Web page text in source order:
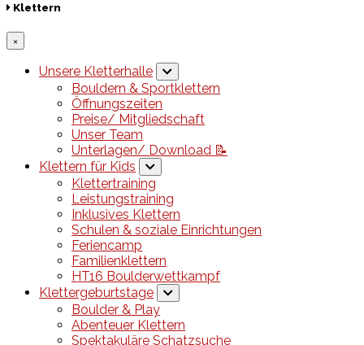
Klettern
×
Unsere Kletterhalle
Bouldern & Sportklettern
Öffnungszeiten
Preise/ Mitgliedschaft
Unser Team
Unterlagen/ Download 📝
Klettern für Kids
Klettertraining
Leistungstraining
Inklusives Klettern
Schulen & soziale Einrichtungen
Feriencamp
Familienklettern
HT16 Boulderwettkampf
Klettergeburtstage
Boulder & Play
Abenteuer Klettern
Spektakuläre Schatzsuche